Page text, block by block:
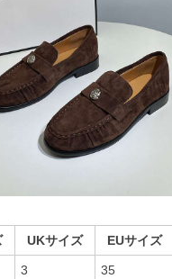
UKサイズ EUサイズ
3 35